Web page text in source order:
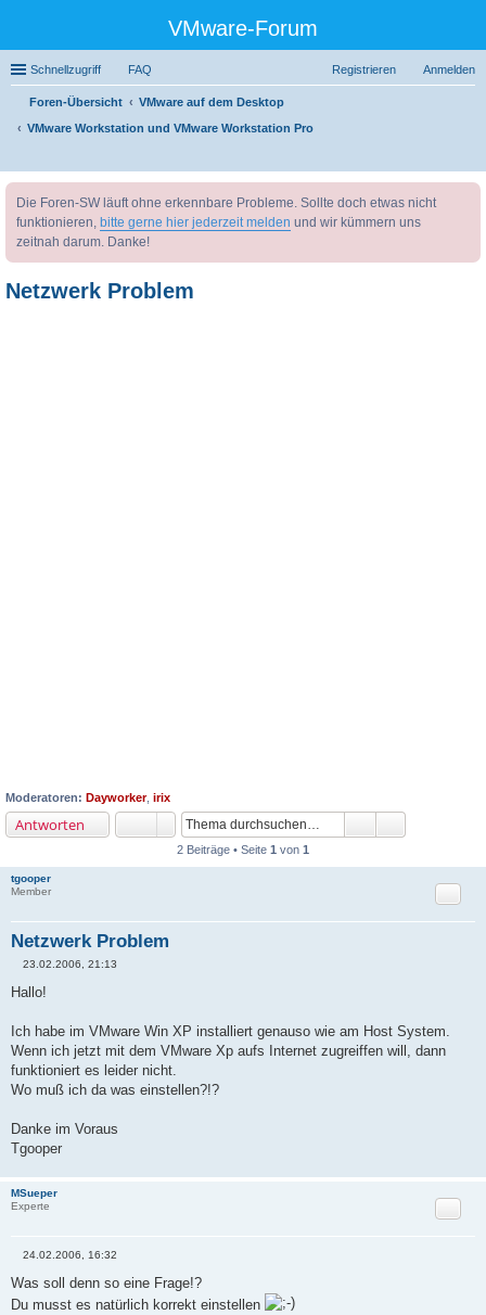
VMware-Forum
Schnellzugriff FAQ Anmelden
Registrieren
Foren-Übersicht
VMware auf dem Desktop
VMware Workstation und VMware Workstation Pro
uc
Die Foren-SW läuft ohne erkennbare Probleme. Sollte doch etwas nicht
funktionieren, bitte gerne hier jederzeit melden und wir kümmern uns
zeitnah darum. Danke!
Netzwerk Problem
Moderatoren: Dayworker, irix
Antworten
2 Beiträge • Seite 1 von 1
tgooper
Member
Netzwerk Problem
Zitat
e
i
r
a
g
23.02.2006, 21:13
Hallo!
Ich habe im VMware Win XP installiert genauso wie am Host System.
Wenn ich jetzt mit dem VMware Xp aufs Internet zugreiffen will, dann
funktioniert es leider nicht.
Wo muß ich da was einstellen?!?
Danke im Voraus
Tgooper
MSueper
Experte
Zitat
e
i
24.02.2006, 16:32
Was soll denn so eine Frage!?
Du musst es natürlich korrekt einstellen